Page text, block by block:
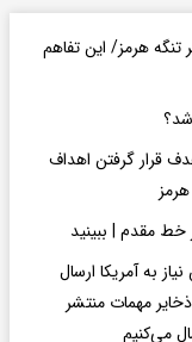
تنگه هرمز/ این تفاهم
قرار گرفتن اهداف
خط مقدم | ببینید
به آمریکا ارسال
مهمات منتشر
می‌کنیم